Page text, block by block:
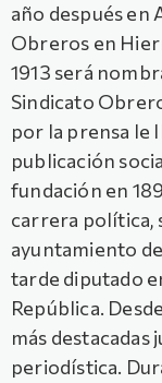
año después en
Obreros en
1913 será
Sindicato
por la prensa le
publicación
fundación en
carrera política,
ayuntamiento
tarde diputado
República.
más
periodística.